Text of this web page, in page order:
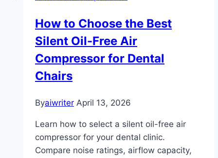
How to Choose the Best
Silent Oil-Free Air
Compressor for Dental
Chairs
Byaiwriter April 13, 2026
Learn how to select a silent oil-free air
compressor for your dental clinic.
Compare noise ratings, airflow capacity,